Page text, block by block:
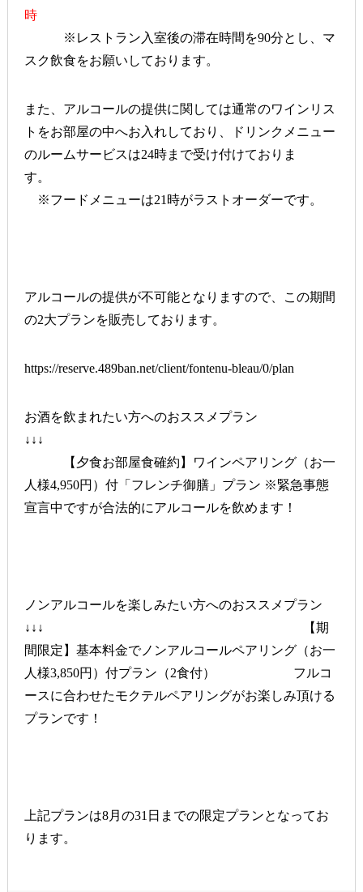
時
※レストラン入室後の滞在時間を90分とし、マ
スク飲食をお願いしております。
また、アルコールの提供に関しては通常のワインリス
トをお部屋の中へお入れしており、ドリンクメニュー
のルームサービスは24時まで受け付けておりま
す。
※フードメニューは21時がラストオーダーです。
アルコールの提供が不可能となりますので、この期間
の2大プランを販売しております。
https://reserve.489ban.net/client/fontenu-bleau/0/plan
お酒を飲まれたい方へのおススメプラン
↓↓↓
【夕食お部屋食確約】ワインペアリング（お一
人様4,950円）付「フレンチ御膳」プラン ※緊急事態
宣言中ですが合法的にアルコールを飲めます！
ノンアルコールを楽しみたい方へのおススメプラン
↓↓↓
【期
間限定】基本料金でノンアルコールペアリング（お一
人様3,850円）付プラン（2食付） フルコ
ースに合わせたモクテルペアリングがお楽しみ頂ける
プランです！
上記プランは8月の31日までの限定プランとなってお
ります。